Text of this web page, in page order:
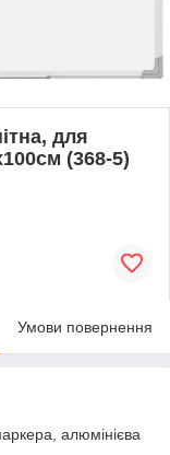
для
(368-5)
Умови повернення
алюмінієва